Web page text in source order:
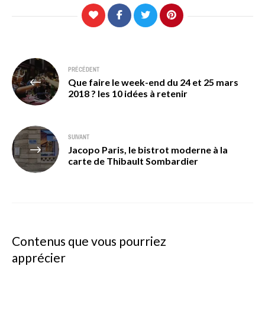
Navigation
de
l’article
PRÉCÉDENT
Que faire le week-end du 24 et 25 mars
2018 ? les 10 idées à retenir
SUIVANT
Jacopo Paris, le bistrot moderne à la
carte de Thibault Sombardier
Contenus que vous pourriez
apprécier